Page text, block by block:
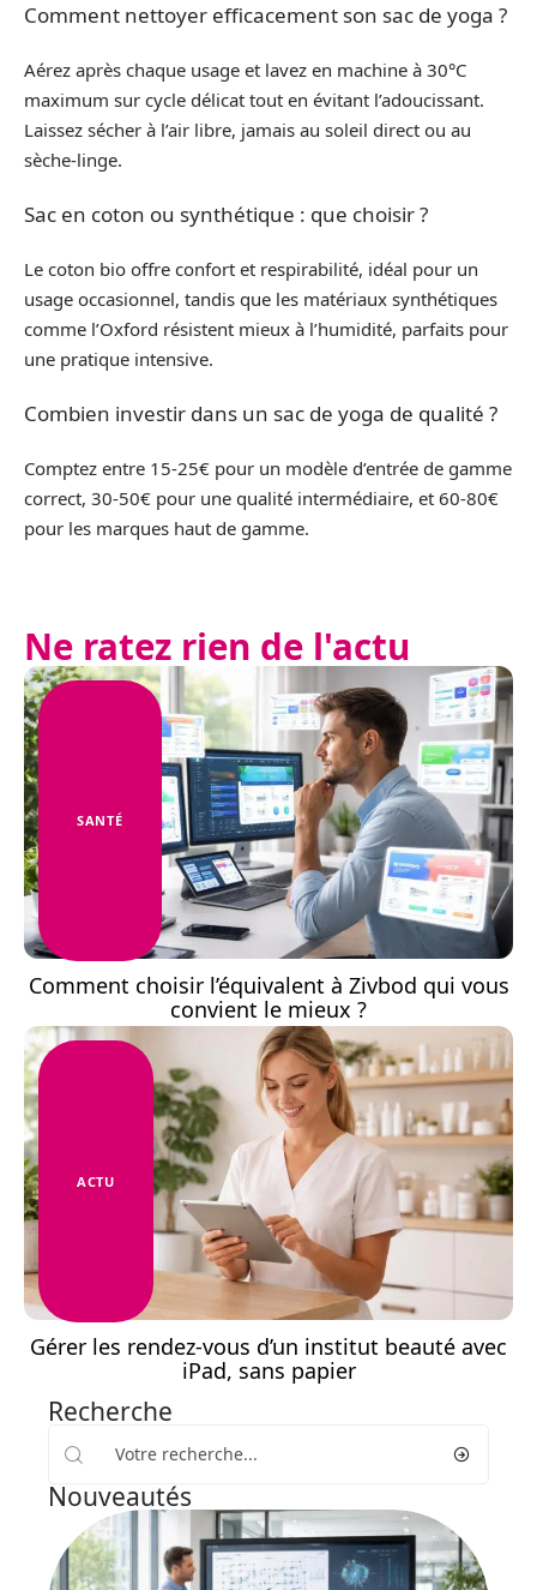
Comment nettoyer efficacement son sac de yoga ?
Aérez après chaque usage et lavez en machine à 30°C
maximum sur cycle délicat tout en évitant l’adoucissant.
Laissez sécher à l’air libre, jamais au soleil direct ou au
sèche-linge.
Sac en coton ou synthétique : que choisir ?
Le coton bio offre confort et respirabilité, idéal pour un
usage occasionnel, tandis que les matériaux synthétiques
comme l’Oxford résistent mieux à l’humidité, parfaits pour
une pratique intensive.
Combien investir dans un sac de yoga de qualité ?
Comptez entre 15-25€ pour un modèle d’entrée de gamme
correct, 30-50€ pour une qualité intermédiaire, et 60-80€
pour les marques haut de gamme.
Ne ratez rien de l'actu
SANTÉ
Comment choisir l’équivalent à Zivbod qui vous
convient le mieux ?
ACTU
Gérer les rendez-vous d’un institut beauté avec
iPad, sans papier
Recherche
Nouveautés